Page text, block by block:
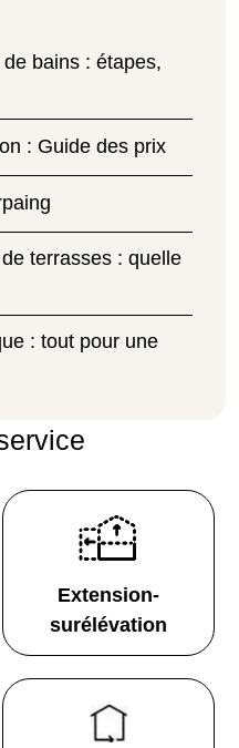
bains : étapes,
: Guide des prix
terrasses : quelle
: tout pour une
Extension-
surélévation